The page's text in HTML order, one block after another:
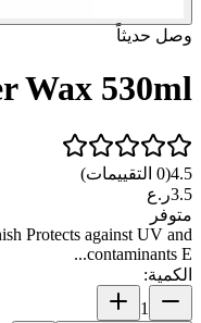
وصل حديثاً
Wax 530ml
4.5
(
0 التقييمات)
3.5ر.ع
متوفر
Protects against UV and
contaminants E...
الكمية:
1